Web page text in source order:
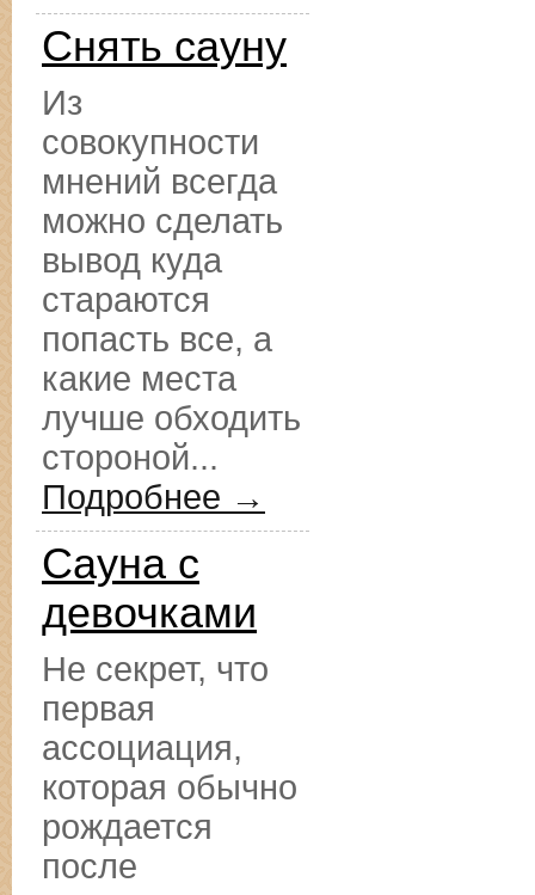
Снять сауну
Из
совокупности
мнений всегда
можно сделать
вывод куда
стараются
попасть все, а
какие места
лучше обходить
стороной...
Подробнее →
Сауна с
девочками
Не секрет, что
первая
ассоциация,
которая обычно
рождается
после